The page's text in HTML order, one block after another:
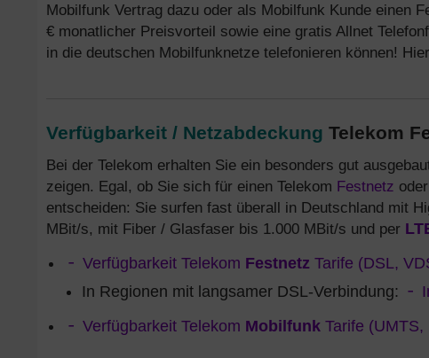
Mobilfunk Vertrag dazu oder als Mobilfunk Kunde einen
€ monatlicher Preisvorteil sowie eine gratis Allnet
in die deutschen Mobilfunknetze telefonieren können!
Verfügbarkeit / Netzabdeckung Telekom
Bei der Telekom erhalten Sie ein besonders gut
zeigen. Egal, ob Sie sich für einen Telekom Festnetz
entscheiden: Sie surfen fast überall in Deutschland mit
MBit/s, mit Fiber / Glasfaser bis 1.000 MBit/s und per
Verfügbarkeit Telekom Festnetz Tarife (DSL,
In Regionen mit langsamer DSL-Verbindung:
Verfügbarkeit Telekom Mobilfunk Tarife (UMTS,